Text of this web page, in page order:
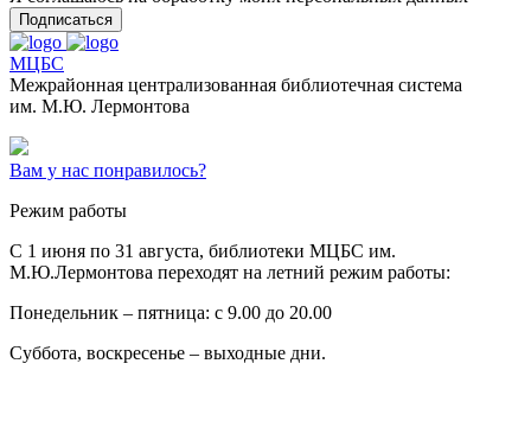
Подписаться
МЦБС
Межрайонная централизованная библиотечная система
им. М.Ю. Лермонтова
Вам у нас понравилось?
Режим работы
C 1 июня по 31 августа, библиотеки МЦБС им.
М.Ю.Лермонтова переходят на летний режим работы:
Понедельник – пятница: с 9.00 до 20.00
Суббота, воскресенье – выходные дни.